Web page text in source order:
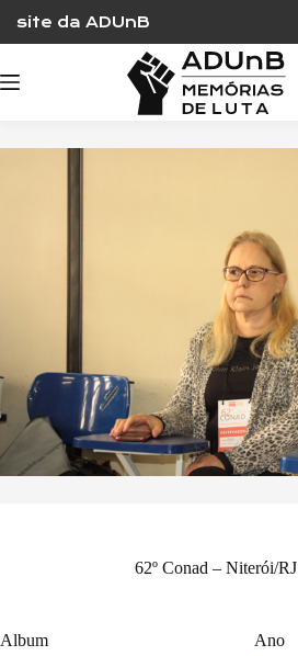
content
site da ADUnB
62º Conad – Niterói/RJ
Album Ano